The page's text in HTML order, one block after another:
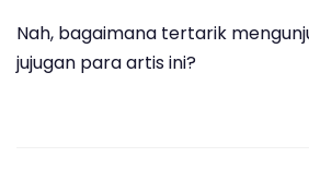
Nah, bagaimana tertarik
jujugan para artis ini?